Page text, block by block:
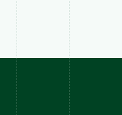
durch eine
Invest Real
& Co. KG (Art-
hat ...